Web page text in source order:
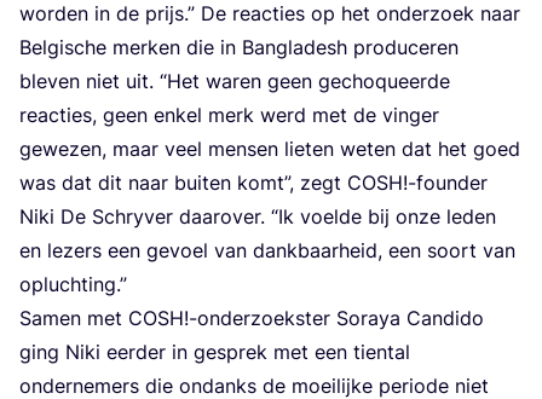
wor­den in de prijs.” De reac­ties op het onder­zoek naar
Bel­gi­sche mer­ken die in Bang­la­desh pro­du­ce­ren
ble­ven niet uit. “Het waren geen gecho­queer­de
reac­ties, geen enkel merk werd met de vin­ger
gewe­zen, maar veel men­sen lie­ten weten dat het goed
was dat dit naar bui­ten komt”, zegt COSH!-founder
Niki De Schry­ver daar­over. “Ik voel­de bij onze leden
en lezers een gevoel van dank­baar­heid, een soort van
opluchting.”
Samen met COSH!-onderzoekster Soraya Can­dido
ging Niki eer­der in gesprek met een tien­tal
onder­ne­mers die ondanks de moei­lij­ke peri­o­de niet